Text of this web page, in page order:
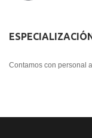
Contamos con personal